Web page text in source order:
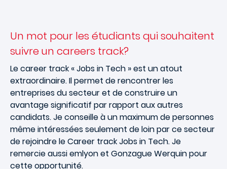
Un mot pour les étudiants qui souhaitent
suivre un careers track?
Le career track « Jobs in Tech » est un atout
extraordinaire. Il permet de rencontrer les
entreprises du secteur et de construire un
avantage significatif par rapport aux autres
candidats. Je conseille à un maximum de personnes
même intéressées seulement de loin par ce secteur
de rejoindre le Career track Jobs in Tech. Je
remercie aussi emlyon et Gonzague Werquin pour
cette opportunité.